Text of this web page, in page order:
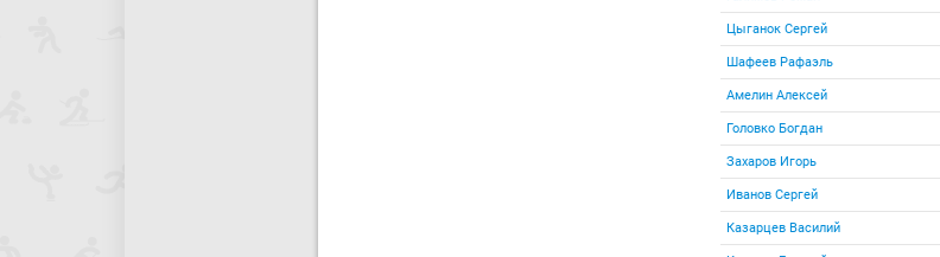
Цыганок Сергей
Шафеев Рафаэль
Амелин Алексей
Головко Богдан
Захаров Игорь
Иванов Сергей
Казарцев Василий